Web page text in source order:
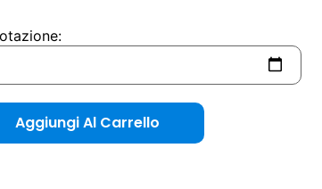
Aggiungi Al Carrello Alternative: